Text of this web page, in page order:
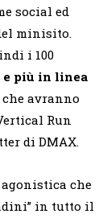
social ed
minisito.
i 100
più in linea
che avranno
Run
di DMAX.
che
in tutto il